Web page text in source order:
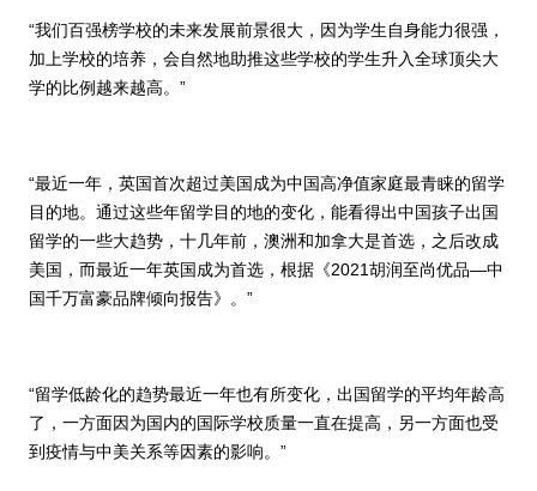
“我们百强榜学校的未来发展前景很大，因为学生自身能力很强，
加上学校的培养，会自然地助推这些学校的学生升入全球顶尖大
学的比例越来越高。”
“最近一年，英国首次超过美国成为中国高净值家庭最青睐的留学
目的地。通过这些年留学目的地的变化，能看得出中国孩子出国
留学的一些大趋势，十几年前，澳洲和加拿大是首选，之后改成
美国，而最近一年英国成为首选，根据《2021胡润至尚优品—中
国千万富豪品牌倾向报告》。”
“留学低龄化的趋势最近一年也有所变化，出国留学的平均年龄高
了，一方面因为国内的国际学校质量一直在提高，另一方面也受
到疫情与中美关系等因素的影响。”